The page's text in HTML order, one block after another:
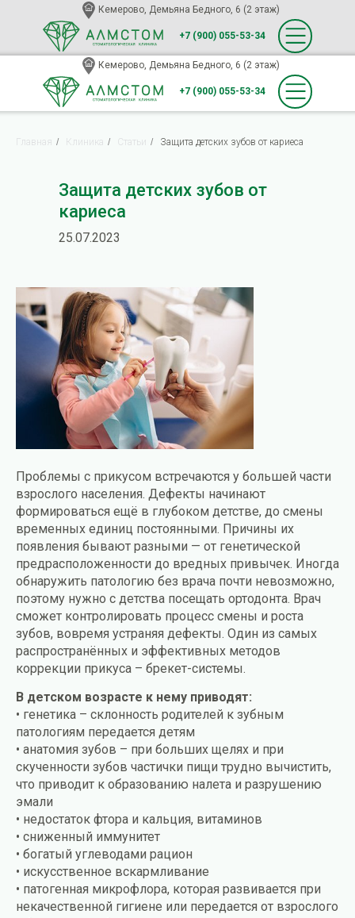
+7 (900) 055-53-34
Кемерово, Демьяна Бедного, 6 (2 этаж)
+7 (900) 055-53-34
Кемерово, Демьяна Бедного, 6 (2 этаж)
Главная / Клиника / Статьи / Защита детских зубов от кариеса
Защита детских зубов от
кариеса
25.07.2023
Проблемы с прикусом встречаются у большей части
взрослого населения. Дефекты начинают
формироваться ещё в глубоком детстве, до смены
временных единиц постоянными. Причины их
появления бывают разными — от генетической
предрасположенности до вредных привычек. Иногда
обнаружить патологию без врача почти невозможно,
поэтому нужно с детства посещать ортодонта. Врач
сможет контролировать процесс смены и роста
зубов, вовремя устраняя дефекты. Один из самых
распространённых и эффективных методов
коррекции прикуса – брекет-системы.
В детском возрасте к нему приводят:
• генетика – склонность родителей к зубным
патологиям передается детям
• анатомия зубов – при больших щелях и при
скученности зубов частички пищи трудно вычистить,
что приводит к образованию налета и разрушению
эмали
• недостаток фтора и кальция, витаминов
• сниженный иммунитет
• богатый углеводами рацион
• искусственное вскармливание
• патогенная микрофлора, которая развивается при
некачественной гигиене или передается от взрослого